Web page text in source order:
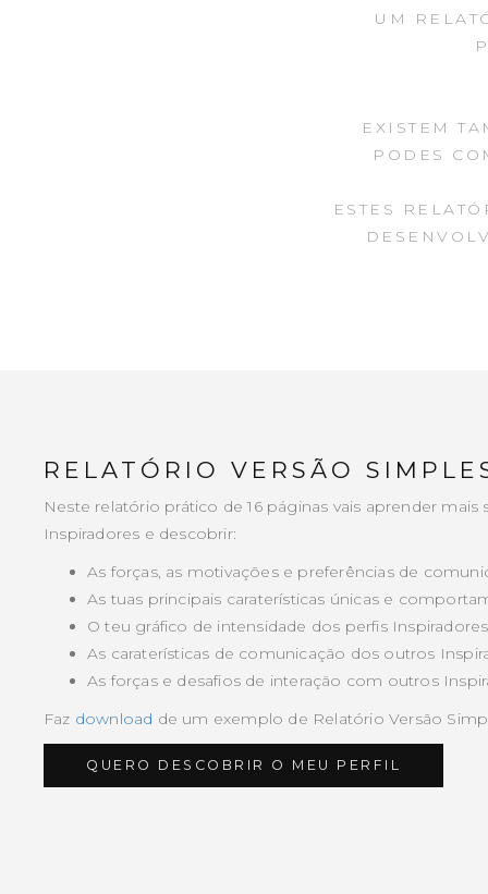
UM
EXISTEM
PODES
ESTES
RELATÓRIO VERSÃO
Neste relatório prático de 16 páginas vais aprender
Inspiradores e descobrir:
As forças, as motivações e preferências de
As tuas principais caraterísticas únicas e
O teu gráfico de intensidade dos perfis Inspiradores
As caraterísticas de comunicação dos outros
As forças e desafios de interação com outros
Faz download de um exemplo de Relatório Versão
QUERO DESCOBRIR O MEU PERFIL